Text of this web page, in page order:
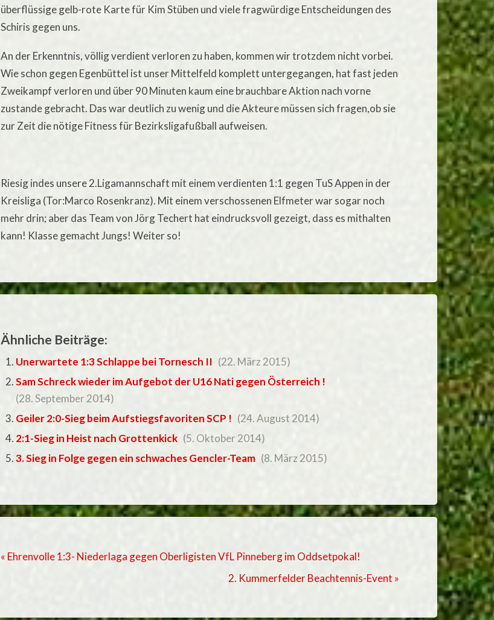
überflüssige gelb-rote Karte für Kim Stüben und viele fragwürdige Entscheidungen des
Schiris gegen uns.
An der Erkenntnis, völlig verdient verloren zu haben, kommen wir trotzdem nicht vorbei.
Wie schon gegen Egenbüttel ist unser Mittelfeld komplett untergegangen, hat fast jeden
Zweikampf verloren und über 90 Minuten kaum eine brauchbare Aktion nach vorne
zustande gebracht. Das war deutlich zu wenig und die Akteure müssen sich fragen,ob sie
zur Zeit die nötige Fitness für Bezirksligafußball aufweisen.
Riesig indes unsere 2.Ligamannschaft mit einem verdienten 1:1 gegen TuS Appen in der
Kreisliga (Tor:Marco Rosenkranz). Mit einem verschossenen Elfmeter war sogar noch
mehr drin; aber das Team von Jörg Techert hat eindrucksvoll gezeigt, dass es mithalten
kann! Klasse gemacht Jungs! Weiter so!
Ähnliche Beiträge:
Unerwartete 1:3 Schlappe bei Tornesch II (22. März 2015)
Sam Schreck wieder im Aufgebot der U16 Nati gegen Österreich !
(28. September 2014)
Geiler 2:0-Sieg beim Aufstiegsfavoriten SCP ! (24. August 2014)
2:1-Sieg in Heist nach Grottenkick (5. Oktober 2014)
3. Sieg in Folge gegen ein schwaches Gencler-Team (8. März 2015)
« Ehrenvolle 1:3- Niederlaga gegen Oberligisten VfL Pinneberg im Oddsetpokal!
2. Kummerfelder Beachtennis-Event »